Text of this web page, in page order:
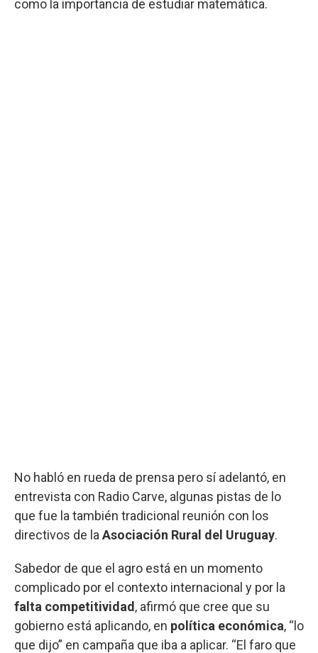
como la importancia de estudiar matemática.
No habló en rueda de prensa pero sí adelantó, en
entrevista con Radio Carve, algunas pistas de lo
que fue la también tradicional reunión con los
directivos de la Asociación Rural del Uruguay.
Sabedor de que el agro está en un momento
complicado por el contexto internacional y por la
falta competitividad , afirmó que cree que su
gobierno está aplicando, en política económica, “lo
que dijo” en campaña que iba a aplicar. “El faro que